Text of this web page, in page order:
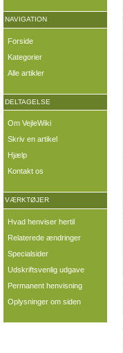
NAVIGATION
Forside
Kategorier
Alle artikler
DELTAGELSE
Om VejleWiki
Skriv en artikel
Hjælp
Kontakt os
VÆRKTØJER
Hvad henviser hertil
Relaterede ændringer
Specialsider
Udskriftsvenlig udgave
Permanent henvisning
Oplysninger om siden